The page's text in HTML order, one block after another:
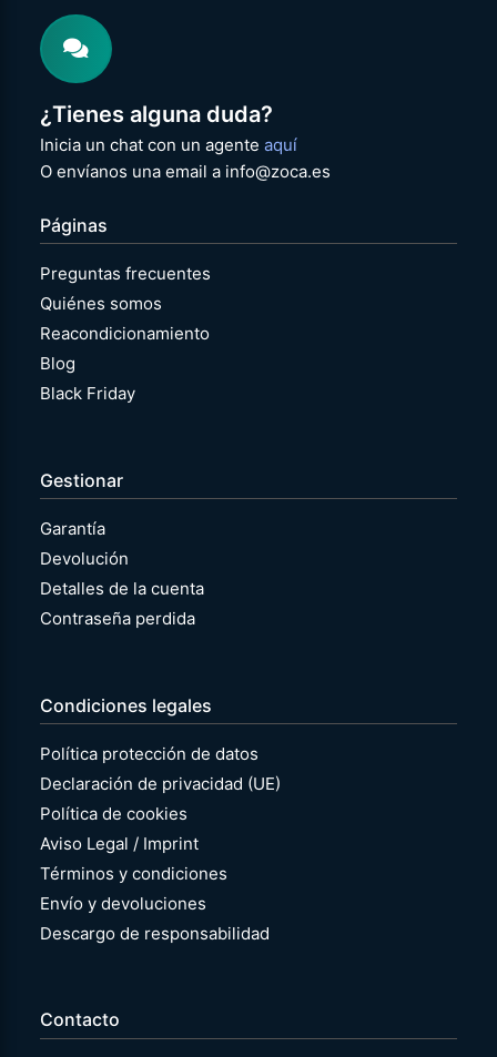
¿Tienes alguna duda?
Inicia un chat con un agenteaquí
O envíanos una email a info@zoca.es
Páginas
Preguntas frecuentes
Quiénes somos
Reacondicionamiento
Blog
Black Friday
Gestionar
Garantía
Devolución
Detalles de la cuenta
Contraseña perdida
Condiciones legales
Política protección de datos
Declaración de privacidad (UE)
Política de cookies
Aviso Legal / Imprint
Términos y condiciones
Envío y devoluciones
Descargo de responsabilidad
Contacto